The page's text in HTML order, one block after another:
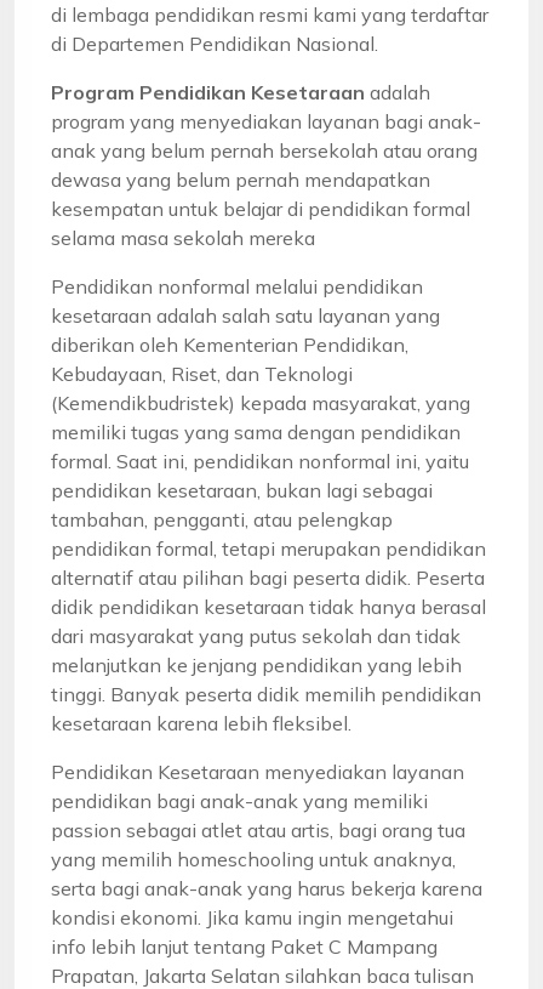
di lembaga pendidikan resmi kami yang terdaftar
di Departemen Pendidikan Nasional.
Program Pendidikan Kesetaraan adalah
program yang menyediakan layanan bagi anak-
anak yang belum pernah bersekolah atau orang
dewasa yang belum pernah mendapatkan
kesempatan untuk belajar di pendidikan formal
selama masa sekolah mereka
Pendidikan nonformal melalui pendidikan
kesetaraan adalah salah satu layanan yang
diberikan oleh Kementerian Pendidikan,
Kebudayaan, Riset, dan Teknologi
(Kemendikbudristek) kepada masyarakat, yang
memiliki tugas yang sama dengan pendidikan
formal. Saat ini, pendidikan nonformal ini, yaitu
pendidikan kesetaraan, bukan lagi sebagai
tambahan, pengganti, atau pelengkap
pendidikan formal, tetapi merupakan pendidikan
alternatif atau pilihan bagi peserta didik. Peserta
didik pendidikan kesetaraan tidak hanya berasal
dari masyarakat yang putus sekolah dan tidak
melanjutkan ke jenjang pendidikan yang lebih
tinggi. Banyak peserta didik memilih pendidikan
kesetaraan karena lebih fleksibel.
Pendidikan Kesetaraan menyediakan layanan
pendidikan bagi anak-anak yang memiliki
passion sebagai atlet atau artis, bagi orang tua
yang memilih homeschooling untuk anaknya,
serta bagi anak-anak yang harus bekerja karena
kondisi ekonomi. Jika kamu ingin mengetahui
info lebih lanjut tentang Paket C Mampang
Prapatan, Jakarta Selatan silahkan baca tulisan